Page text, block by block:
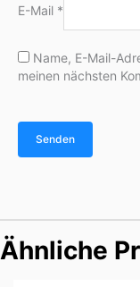
E-Mail *
Name, E-Mail-
meinen nächsten
Ähnliche